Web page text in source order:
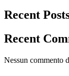
Recent
Recent
Nessun commento